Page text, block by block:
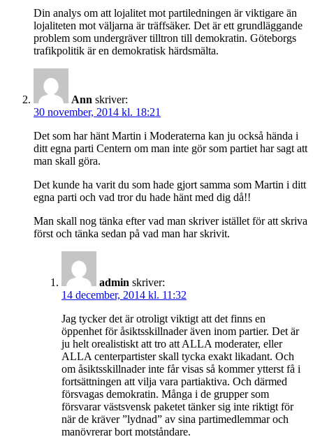
Din analys om att lojalitet mot partiledningen är viktigare än
lojaliteten mot väljarna är träffsäker. Det är ett grundläggande
problem som undergräver tilltron till demokratin. Göteborgs
trafikpolitik är en demokratisk härdsmälta.
Ann skriver:
30 november, 2014 kl. 18:21
Det som har hänt Martin i Moderaterna kan ju också hända i
ditt egna parti Centern om man inte gör som partiet har sagt att
man skall göra.
Det kunde ha varit du som hade gjort samma som Martin i ditt
egna parti och vad tror du hade hänt med dig då!!
Man skall nog tänka efter vad man skriver istället för att skriva
först och tänka sedan på vad man har skrivit.
admin skriver:
14 december, 2014 kl. 11:32
Jag tycker det är otroligt viktigt att det finns en
öppenhet för åsiktsskillnader även inom partier. Det är
ju helt orealistiskt att tro att ALLA moderater, eller
ALLA centerpartister skall tycka exakt likadant. Och
om åsiktsskillnader inte får visas så kommer ytterst få i
fortsättningen att vilja vara partiaktiva. Och därmed
försvagas demokratin. Många i de grupper som
försvarar västsvensk paketet tänker sig inte riktigt för
när de kräver ”lydnad” av sina partimedlemmar och
manövrerar bort motståndare.